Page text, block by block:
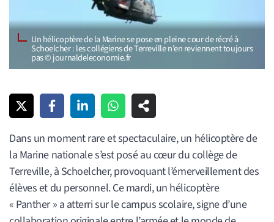
Un hélicoptère de la Marine se pose en pleine cour de récré à
Schoelcher : les collégiens de Terreville n’en reviennent toujours
pas © journaldeleconomie.fr
Dans un moment rare et spectaculaire, un hélicoptère de
la Marine nationale s’est posé au cœur du collège de
Terreville, à Schoelcher, provoquant l’émerveillement des
élèves et du personnel. Ce mardi, un hélicoptère
« Panther » a atterri sur le campus scolaire, signe d’une